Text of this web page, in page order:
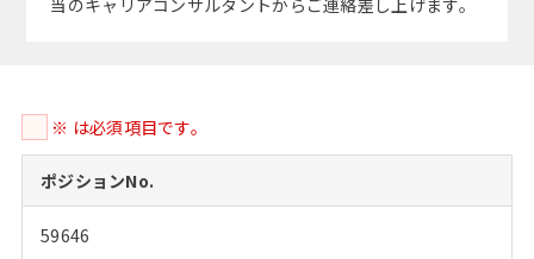
おわり
MBAの転職事例
MBAからのFAQ
MBA留学生数の推移
よくある面接Q&A集
外資系／面接攻略のコツ
転職成功への4つの鍵
キャリアに効く一冊
キャリアフォーラム
プロ経営者の特別セミナー
採用情報
パブリシティ
当のキャリアコンサルタントからご連絡差し上げます。
※ は必須項目です。
ポジションNo.
59646